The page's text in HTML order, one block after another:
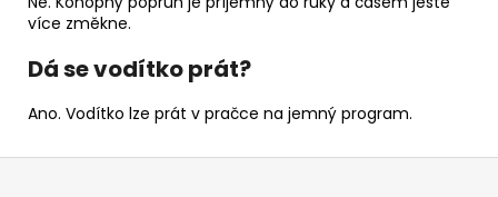
více změkne.
Dá se vodítko prát?
Ano. Vodítko lze prát v pračce na jemný program.